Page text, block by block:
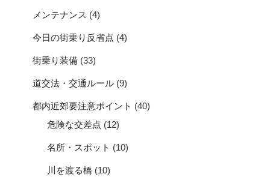
メンテナンス (4)
今日の街乗り反省点 (4)
街乗り装備 (33)
道交法・交通ルール (9)
都内近郊要注意ポイント (40)
危険な交差点 (12)
名所・スポット (10)
川を渡る橋 (10)